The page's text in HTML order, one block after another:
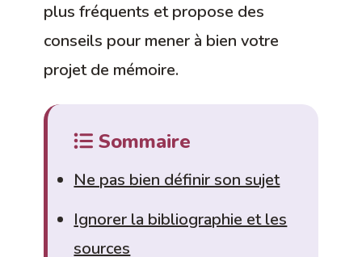
plus fréquents et propose des
conseils pour mener à bien votre
projet de mémoire.
Sommaire
Ne pas bien définir son sujet
Ignorer la bibliographie et les
sources